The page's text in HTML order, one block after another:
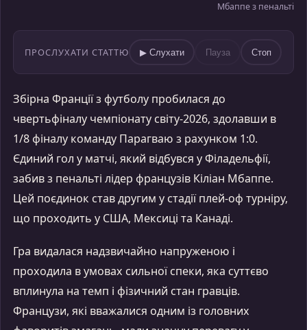
Мбаппе з пенальті
ПРОСЛУХАТИ СТАТТЮ ▶ Слухати Пауза Стоп
Збірна Франції з футболу пробилася до
чвертьфіналу чемпіонату світу-2026, здолавши в
1/8 фіналу команду Парагваю з рахунком 1:0.
Єдиний гол у матчі, який відбувся у Філадельфії,
забив з пенальті лідер французів Кіліан Мбаппе.
Цей поєдинок став другим у стадії плей-оф турніру,
що проходить у США, Мексиці та Канаді.
Гра видалася надзвичайно напруженою і
проходила в умовах сильної спеки, яка суттєво
вплинула на темп і фізичний стан гравців.
Французи, які вважалися одним із головних